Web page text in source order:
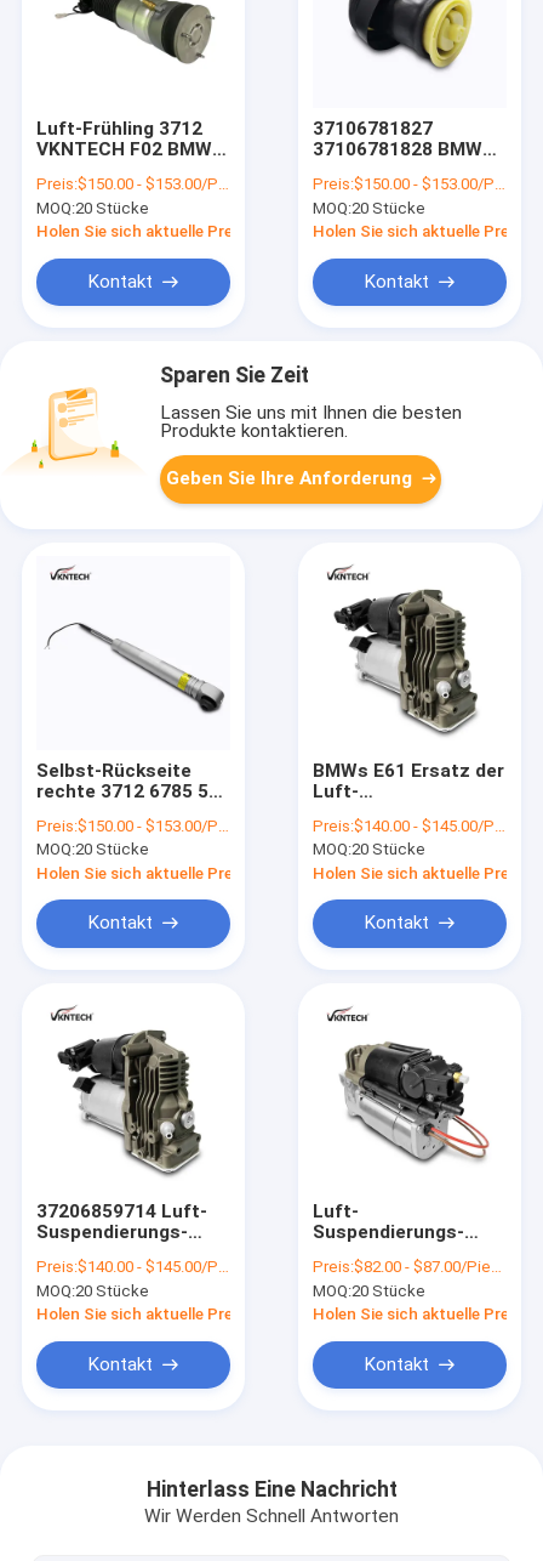
Luft-Frühling 3712
VKNTECH F02 BMW
Frühlings-Luftsäcke
Preis:$150.00 - $153.00/Pieces
MOQ:20 Stücke
Holen Sie sich aktuelle Preis
Kontakt
37106781827
37106781828 BMW
Gebrüll für BMW 535I
535IX N55
Preis:$150.00 - $153.00/Pieces
MOQ:20 Stücke
Holen Sie sich aktuelle Preis
Kontakt
Sparen Sie Zeit
Lassen Sie uns mit Ihnen die besten
Produkte kontaktieren.
Geben Sie Ihre Anforderung
Selbst-Rückseite
rechte 3712 6785 536
Fors BMW E66
Preis:$150.00 - $153.00/Pieces
MOQ:20 Stücke
Holen Sie sich aktuelle Preis
Kontakt
BMWs E61 Ersatz der
Luft-
Pumpen-
37206792855
Preis:$140.00 - $145.00/Pieces
MOQ:20 Stücke
Holen Sie sich aktuelle Preis
Kontakt
37206859714 Luft-
Suspendierungs-
37206789938
37226775479 BMWs
X5 E70
Preis:$140.00 - $145.00/Pieces
MOQ:20 Stücke
Holen Sie sich aktuelle Preis
Kontakt
Luft-
Suspendierungs-
37206789450
37206864215 Soems
BMW F01 F02 F11
Preis:$82.00 - $87.00/Pieces
MOQ:20 Stücke
Holen Sie sich aktuelle Preis
Kontakt
Hinterlass Eine Nachricht
Wir Werden Schnell Antworten